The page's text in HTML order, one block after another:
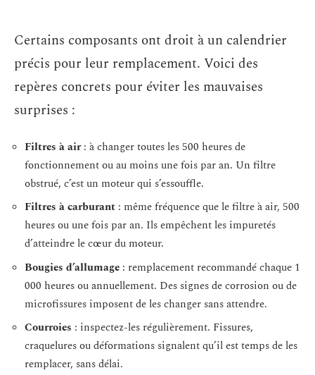
Certains composants ont droit à un calendrier
précis pour leur remplacement. Voici des
repères concrets pour éviter les mauvaises
surprises :
Filtres à air: à changer toutes les 500 heures de
fonctionnement ou au moins une fois par an. Un filtre
obstrué, c’est un moteur qui s’essouffle.
Filtres à carburant : même fréquence que le filtre à air, 500
heures ou une fois par an. Ils empêchent les impuretés
d’atteindre le cœur du moteur.
Bougies d’allumage : remplacement recommandé chaque 1
000 heures ou annuellement. Des signes de corrosion ou de
microfissures imposent de les changer sans attendre.
Courroies : inspectez-les régulièrement. Fissures,
craquelures ou déformations signalent qu’il est temps de les
remplacer, sans délai.